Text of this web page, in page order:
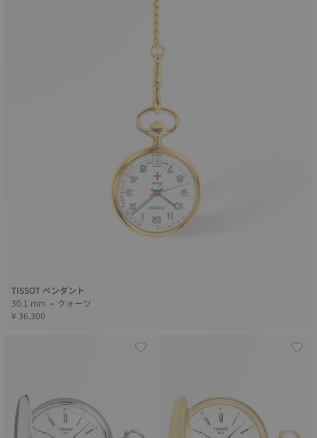
TISSOT ペンダント
30.1 mm • クォーツ
¥ 36,300